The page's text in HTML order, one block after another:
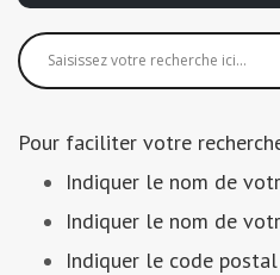
Pour faciliter votre
Indiquer le nom de
Indiquer le nom de
Indiquer le code postal